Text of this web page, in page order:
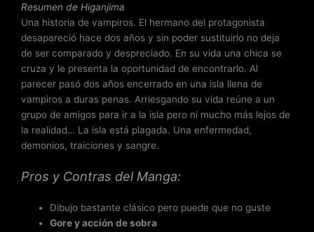
d
e
5
Resumen de Higanjima
Una historia de vampiros. El hermano del protagonista
desapareció hace dos años y sin poder sustituirlo no deja
de ser comparado y despreciado. En su vida una chica se
cruza y le presenta la oportunidad de encontrarlo. Al
parecer pasó dos años encerrado en una isla llena de
vampiros a duras penas. Arriesgando su vida reúne a un
grupo de amigos para ir a la isla pero ni mucho más lejos de
la realidad… La isla está plagada. Una enfermedad,
demonios, traiciones y sangre.
Pros y Contras del Manga:
Dibujo bastante clásico pero puede que no guste
Gore y acción de sobra